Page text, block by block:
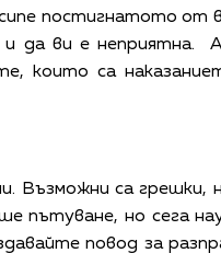
постигнатото от
да ви е неприятна.
които са
Възможни са
пътуване, но сега
повод за